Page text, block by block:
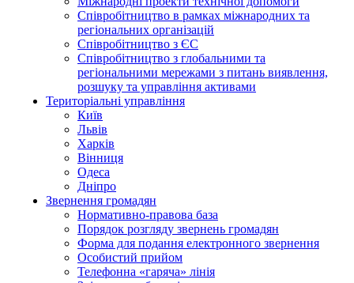
Співробітництво в рамках міжнародних та
регіональних організацій
Співробітництво з ЄС
Співробітництво з глобальними та
регіональними мережами з питань виявлення,
розшуку та управління активами
Територіальні управління
Київ
Львів
Харків
Вінниця
Одеса
Дніпро
Звернення громадян
Нормативно-правова база
Порядок розгляду звернень громадян
Форма для подання електронного звернення
Особистий прийом
Телефонна «гаряча» лінія